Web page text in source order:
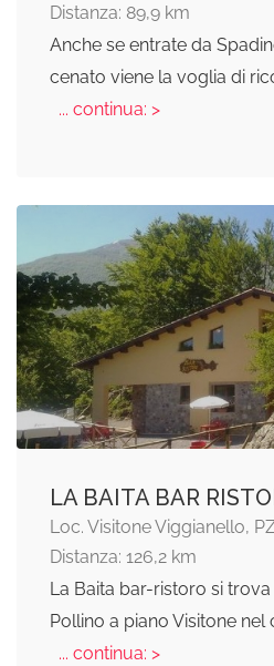
Distanza: 89,9 km
Anche se entrate da
cenato viene la voglia di
... continua: >
LA BAITA BAR
Loc. Visitone Viggianello,
Distanza: 126,2 km
La Baita bar-ristoro si
Pollino a piano Visitone nel
... continua: >